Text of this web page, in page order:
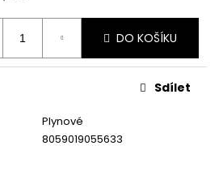
DO KOŠÍKU
Plynové
8059019055633
Sdílet